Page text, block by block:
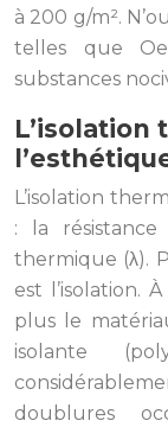
à 200 g/m².
telles que
substances
L’isolation
L’isolation
: la
thermique (λ).
est l’isolation.
plus le
isolante
doublures